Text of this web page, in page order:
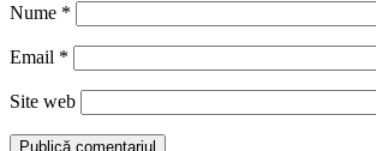
Nume *
Email *
Site web